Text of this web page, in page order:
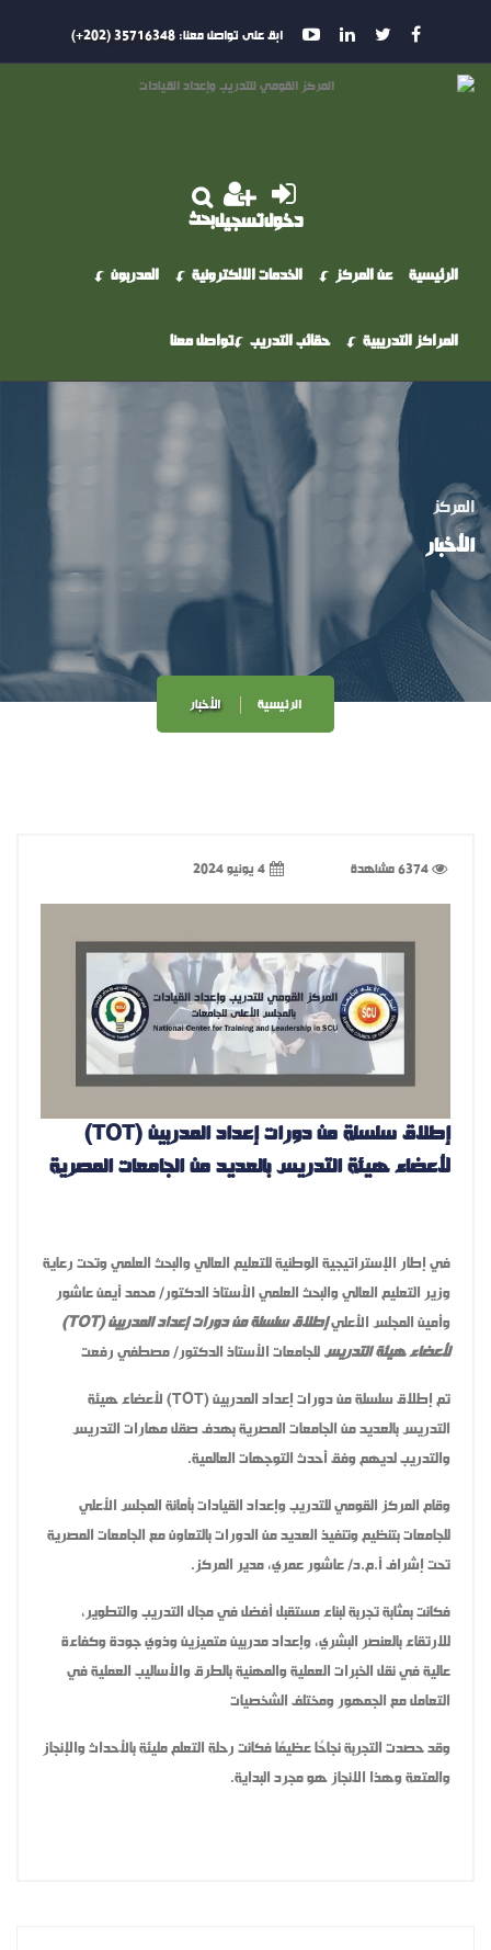
ابق على تواصل معنا:35716348 (202+)
دخولتسجيلبحث
الرئيسية عن المركز الخدمات الالكترونية المدربون
المراكز التدريبية حقائب التدريب تواصل معنا
المركز
الأخبار
الرئيسية الأخبار
6374 مشاهدة 4 يونيو 2024
إطلاق سلسلة من دورات إعداد المدربين (TOT)
لأعضاء هيئة التدريس بالعديد من الجامعات المصرية
في إطار الإستراتيجية الوطنية للتعليم العالي والبحث العلمي وتحت رعاية
وزير التعليم العالي والبحث العلمي الأستاذ الدكتور/ محمد أيمن عاشور
وأمين المجلس الأعلي
إطلاق سلسلة من دورات إعداد المدربين (TOT)
لأعضاء هيئة التدريسللجامعات الأستاذ الدكتور/ مصطفي رفعت
تم إطلاق سلسلة من دورات إعداد المدربين (TOT) لأعضاء هيئة
التدريس بالعديد من الجامعات المصرية بهدف صقل مهارات التدريس
والتدريب لديهم وفق أحدث التوجهات العالمية.
وقام المركز القومي للتدريب وإعداد القيادات بأمانة المجلس الأعلي
للجامعات بتنظيم وتنفيذ العديد من الدورات بالتعاون مع الجامعات المصرية
تحت إشراف أ.م.د/ عاشور عمري، مدير المركز.
فكانت بمثابة تجربة لبناء مستقبل أفضل في مجال التدريب والتطوير،
للارتقاء بالعنصر البشري، وإعداد مدربين متميزين وذوي جودة وكفاءة
عالية في نقل الخبرات العملية والمهنية بالطرق والأساليب العملية في
التعامل مع الجمهور ومختلف الشخصيات
وقد حصدت التجربة نجاحًا عظيمًا فكانت رحلة التعلم مليئة بالأحداث والإنجاز
والمتعة وهذا الانجاز هو مجرد البداية.